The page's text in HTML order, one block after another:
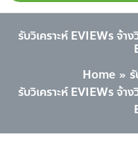
รับวิเคราะห์ EVIEWs จ้า
Home
รับวิเคราะห์ EVIEWs จ้า